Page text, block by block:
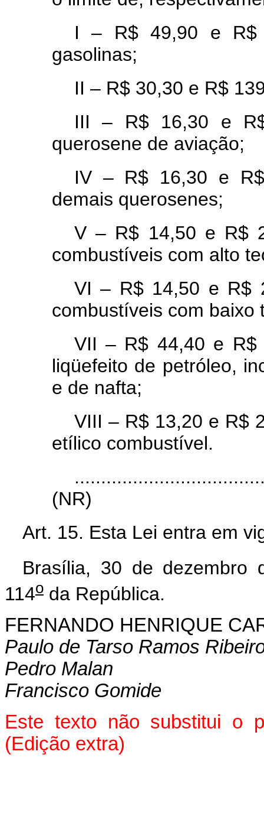
I – R$ 49,90 e R$
gasolinas;
II – R$ 30,30 e R$
III – R$ 16,30 e
querosene de aviação;
IV – R$ 16,30 e
demais querosenes;
V – R$ 14,50 e R$
combustíveis com alto
VI – R$ 14,50 e R$
combustíveis com baixo
VII – R$ 44,40 e
liqüefeito de petróleo,
e de nafta;
VIII – R$ 13,20 e R$
etílico combustível.
(NR)
Art. 15. Esta Lei entra em
Brasília, 30 de dezembro
114o da República.
FERNANDO HENRIQUE
Paulo de Tarso Ramos
Pedro Malan
Francisco Gomide
Este texto não substitui o
(Edição extra)